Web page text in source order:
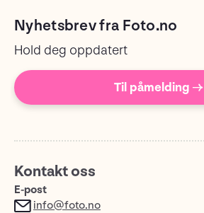
Nyhetsbrev fra Foto.no
Hold deg oppdatert
Til påmelding →
Kontakt oss
E-post
info@foto.no